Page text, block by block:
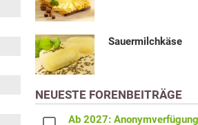
Sauermilchkäse
NEUESTE FORENBEITRÄGE
Ab 2027: